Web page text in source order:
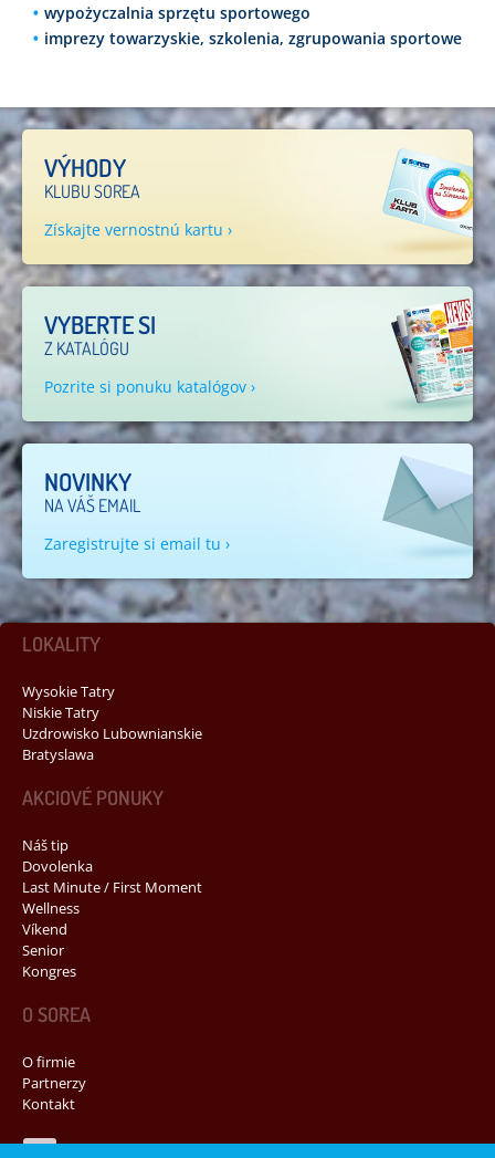
wypożyczalnia sprzętu sportowego
imprezy towarzyskie, szkolenia, zgrupowania sportowe
VÝHODY
KLUBU SOREA
Získajte vernostnú kartu ›
VYBERTE SI
Z KATALÓGU
Pozrite si ponuku katalógov ›
NOVINKY
NA VÁŠ EMAIL
Zaregistrujte si email tu ›
LOKALITY
Wysokie Tatry
Niskie Tatry
Uzdrowisko Lubownianskie
Bratyslawa
AKCIOVÉ PONUKY
Náš tip
Dovolenka
Last Minute / First Moment
Wellness
Víkend
Senior
Kongres
O SOREA
O firmie
Partnerzy
Kontakt